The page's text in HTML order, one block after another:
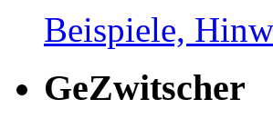
Beispiele,
GeZwitscher